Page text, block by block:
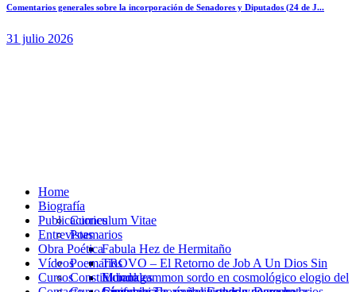
Comentarios generales sobre la incorporación de Senadores y Diputados (24 de J...
31 julio 2026
Home
Biografía
Curriculum Vitae​
Publicaciones
Poemarios
Fabula Hez de Hermitaño
TROVO – El Retorno de Job A Un Dios Sin
Mundo
Entrevistas
Obra Poética
Poemarios
El backgammon sordo en cosmológico elogio del
Vídeos
Constitucionales
Cursos